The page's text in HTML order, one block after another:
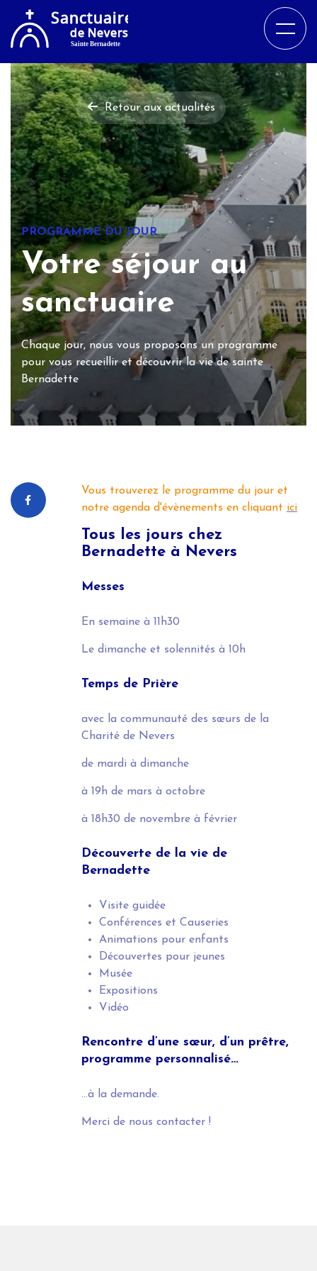
Retour aux actualités
PROGRAMME DU JOUR
Votre séjour au
sanctuaire
Chaque jour, nous vous proposons un programme
pour vous recueillir et découvrir la vie de sainte
Bernadette
Vous trouverez le programme du jour et
notre agenda d'évènements en cliquant ici
Tous les jours chez
Bernadette à Nevers
Messes
En semaine à 11h30
Le dimanche et solennités à 10h
Temps de Prière
avec la communauté des sœurs de la
Charité de Nevers
de mardi à dimanche
à 19h de mars à octobre
à 18h30 de novembre à février
Découverte de la vie de
Bernadette
Visite guidée
Conférences et Causeries
Animations pour enfants
Découvertes pour jeunes
Musée
Expositions
Vidéo
Rencontre d’une sœur, d’un prêtre,
programme personnalisé…
…à la demande.
Merci de nous contacter !